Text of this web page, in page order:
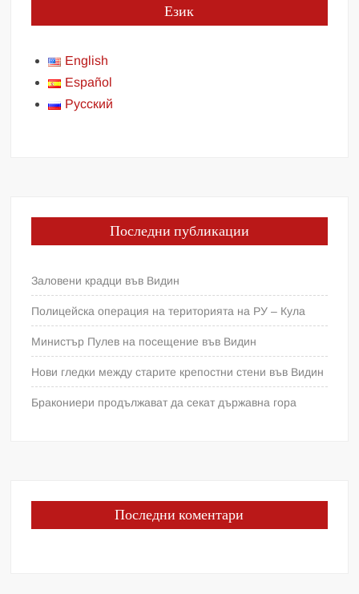
Език
English
Español
Русский
Последни публикации
Заловени крадци във Видин
Полицейска операция на територията на РУ – Кула
Министър Пулев на посещение във Видин
Нови гледки между старите крепостни стени във Видин
Бракониери продължават да секат държавна гора
Последни коментари